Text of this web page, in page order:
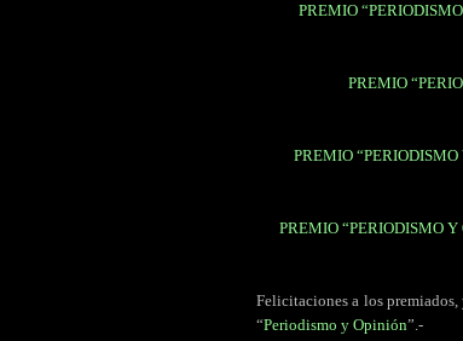
PREMIO
PREMIO
PREMIO
PREMIO “PERIODISMO
Felicitaciones a los
“Periodismo y Opinión”.-